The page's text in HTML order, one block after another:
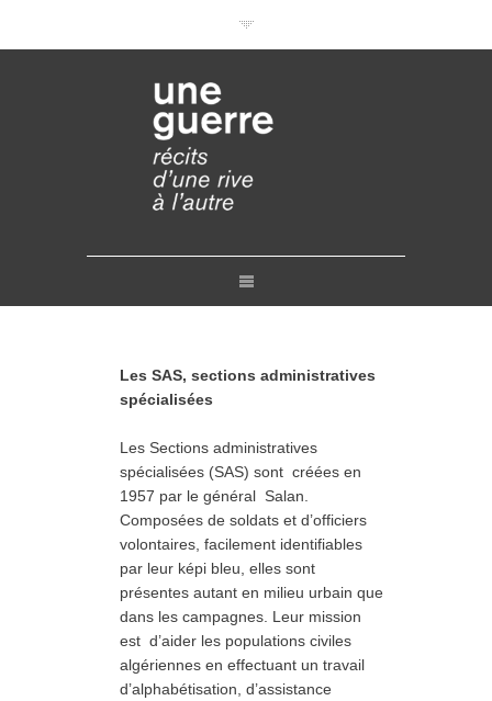
Conférences en ligne
Pourquoi et comment ?
Retours
Les SAS, sections administratives
spécialisées
Les Sections administratives
spécialisées (SAS) sont créées en
1957 par le général Salan.
Composées de soldats et d’officiers
volontaires, facilement identifiables
par leur képi bleu, elles sont
présentes autant en milieu urbain que
dans les campagnes. Leur mission
est d’aider les populations civiles
algériennes en effectuant un travail
d’alphabétisation, d’assistance